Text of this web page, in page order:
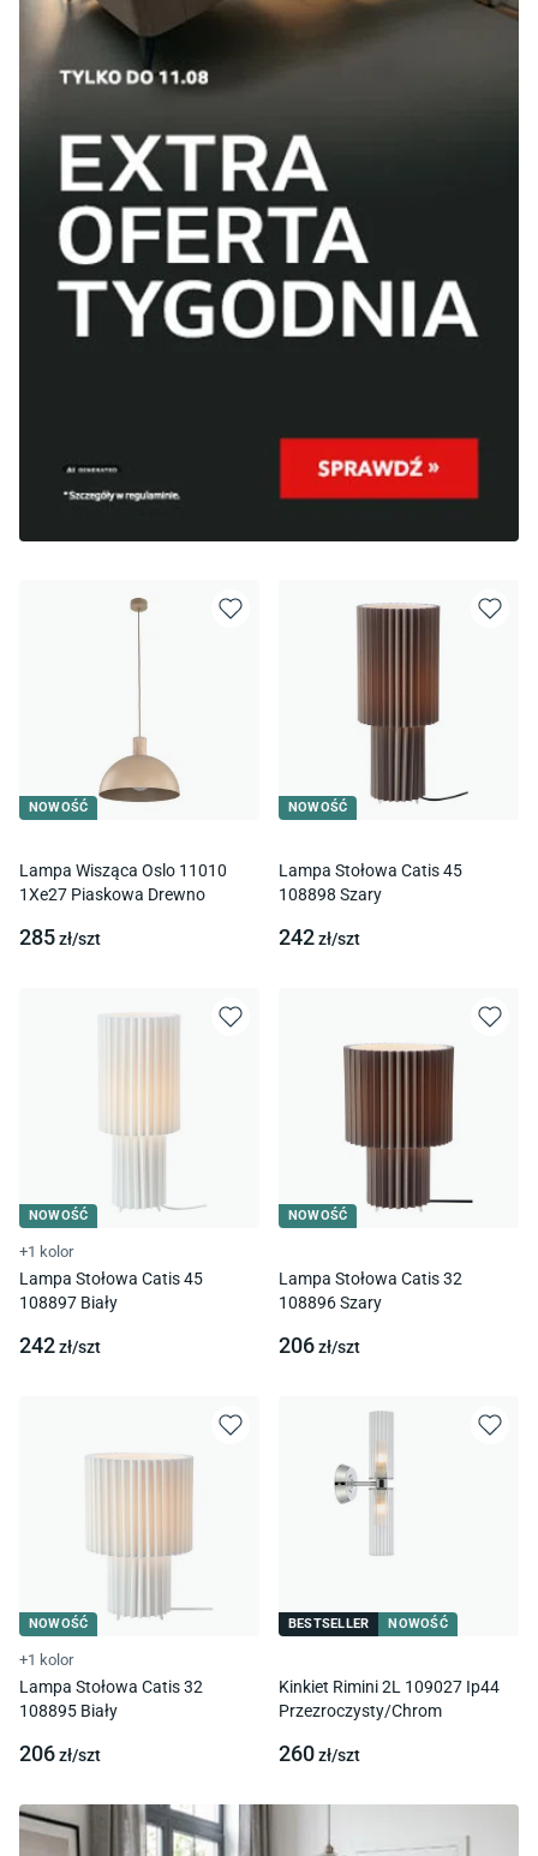
NOWOŚĆ
Lampa Wisząca Oslo 11010
1Xe27 Piaskowa Drewno
285zł/szt
NOWOŚĆ
Lampa Stołowa Catis 45
108898 Szary
242zł/szt
NOWOŚĆ
+1 kolor
Lampa Stołowa Catis 45
108897 Biały
242zł/szt
NOWOŚĆ
Lampa Stołowa Catis 32
108896 Szary
206zł/szt
NOWOŚĆ
+1 kolor
Lampa Stołowa Catis 32
108895 Biały
206zł/szt
BESTSELLER NOWOŚĆ
Kinkiet Rimini 2L 109027 Ip44
Przezroczysty/Chrom
260zł/szt